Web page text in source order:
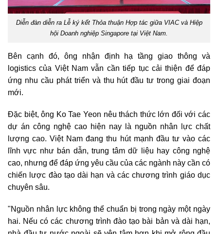
Diễn đàn diễn ra Lễ ký kết Thỏa thuận Hợp tác giữa VIAC và Hiệp
hội Doanh nghiệp Singapore tại Việt Nam.
Bên cạnh đó, ông nhận định hạ tầng giao thông và
logistics của Việt Nam vẫn cần tiếp tục cải thiện để đáp
ứng nhu cầu phát triển và thu hút đầu tư trong giai đoạn
mới.
Đặc biệt, ông Ko Tae Yeon nêu thách thức lớn đối với các
dự án công nghệ cao hiện nay là nguồn nhân lực chất
lượng cao. Việt Nam đang thu hút mạnh đầu tư vào các
lĩnh vực như bán dẫn, trung tâm dữ liệu hay công nghệ
cao, nhưng để đáp ứng yêu cầu của các ngành này cần có
chiến lược đào tạo dài hạn và các chương trình giáo dục
chuyên sâu.
"Nguồn nhân lực không thể chuẩn bị trong ngày một ngày
hai. Nếu có các chương trình đào tạo bài bản và dài hạn,